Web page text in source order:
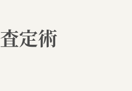
成功へ導く方法
取査定パターン早見表
定術